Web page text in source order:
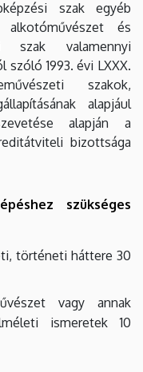
szak egyéb
alkotóművészet és
szak valamennyi
szóló 1993. évi LXXX.
szakok,
alapjául
alapján a
bizottsága
szükséges
történeti háttere 30
vagy annak
ismeretek 10